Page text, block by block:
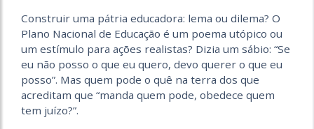
Construir uma pátria educadora: lema ou dilema? O
Plano Nacional de Educação é um poema utópico ou
um estímulo para ações realistas? Dizia um sábio: “Se
eu não posso o que eu quero, devo querer o que eu
posso”. Mas quem pode o quê na terra dos que
acreditam que “manda quem pode, obedece quem
tem juízo?”.